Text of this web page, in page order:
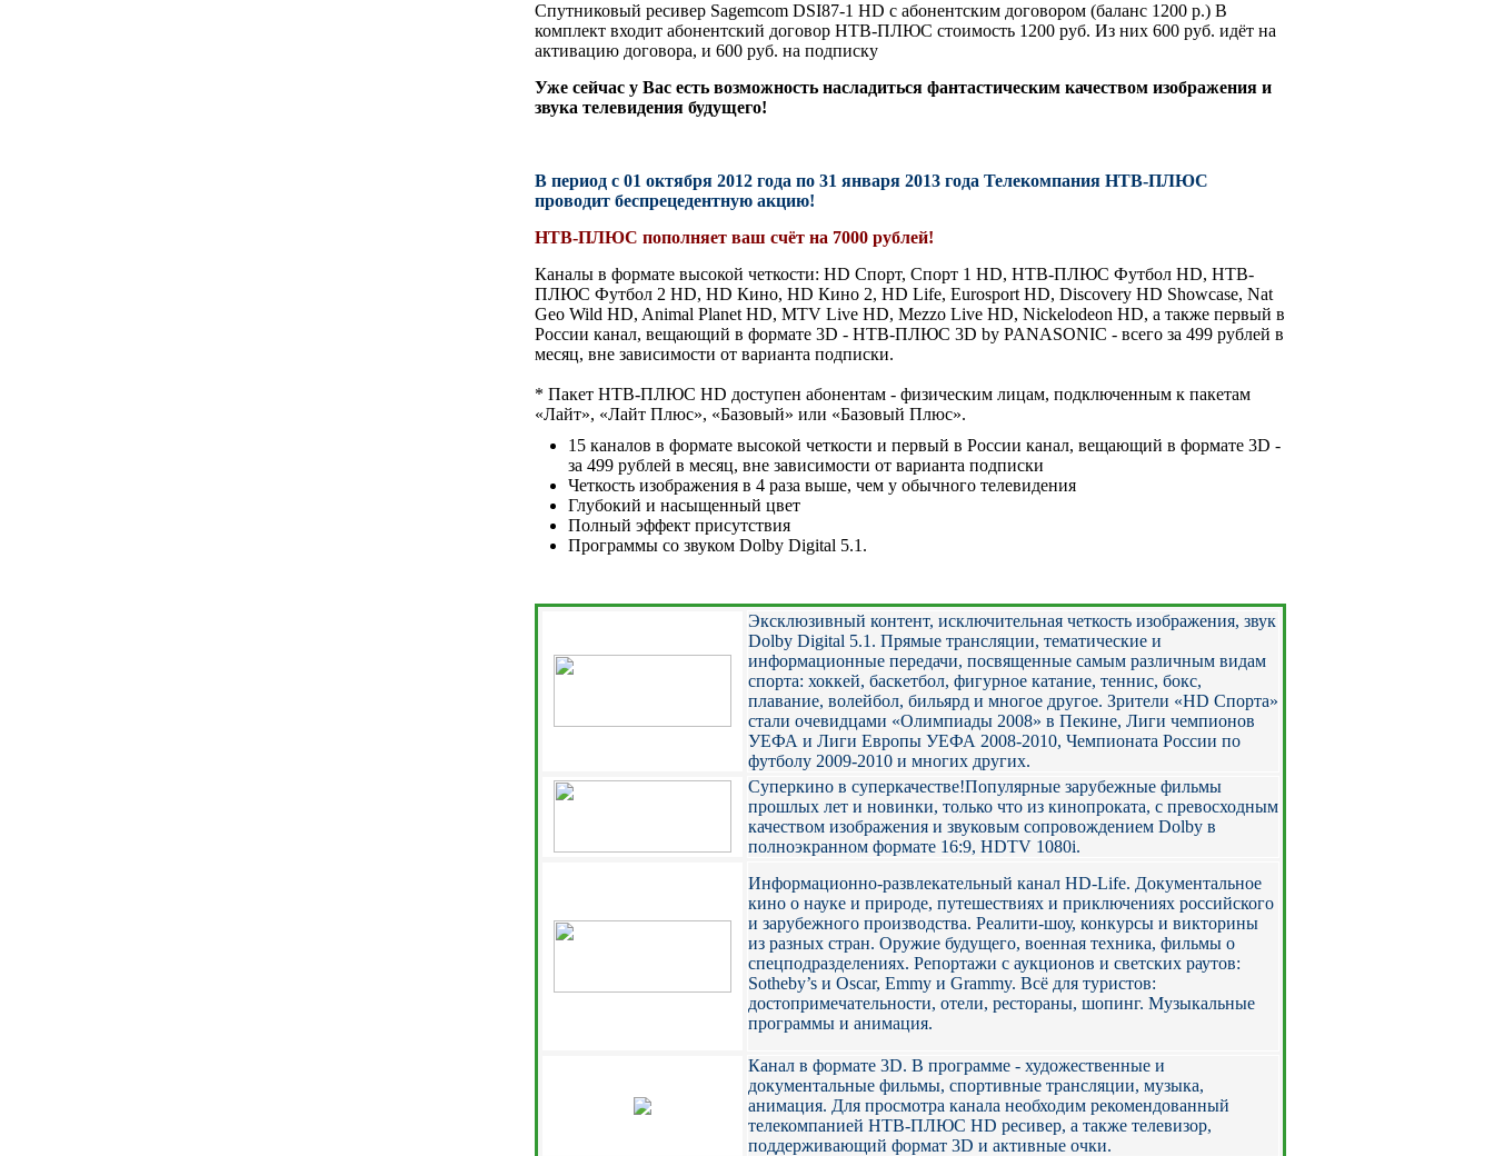
Спутниковый ресивер Sagemcom DSI87-1 HD с абонентским договором (баланс 1200 р.) В
комплект входит абонентский договор НТВ-ПЛЮС стоимость 1200 руб. Из них 600 руб. идёт на
активацию договора, и 600 руб. на подписку
Уже сейчас у Вас есть возможность насладиться фантастическим качеством изображения и
звука телевидения будущего!
В период с 01 октября 2012 года по 31 января 2013 года Телекомпания НТВ-ПЛЮС
проводит беспрецедентную акцию!
НТВ-ПЛЮС пополняет ваш счёт на 7000 рублей!
Каналы в формате высокой четкости: HD Спорт, Спорт 1 HD, НТВ-ПЛЮС Футбол HD, НТВ-
ПЛЮС Футбол 2 HD, HD Кино, HD Кино 2, HD Life, Eurosport HD, Discovery HD Showcase, Nat
Geo Wild HD, Animal Planet HD, MTV Live HD, Mezzo Live HD, Nickelodeon HD, а также первый в
России канал, вещающий в формате 3D - НТВ-ПЛЮС 3D by PANASONIC - всего за 499 рублей в
месяц, вне зависимости от варианта подписки.
* Пакет НТВ-ПЛЮС HD доступен абонентам - физическим лицам, подключенным к пакетам
«Лайт», «Лайт Плюс», «Базовый» или «Базовый Плюс».
15 каналов в формате высокой четкости и первый в России канал, вещающий в формате 3D -
за 499 рублей в месяц, вне зависимости от варианта подписки
Четкость изображения в 4 раза выше, чем у обычного телевидения
Глубокий и насыщенный цвет
Полный эффект присутствия
Программы со звуком Dolby Digital 5.1.
Эксклюзивный контент, исключительная четкость изображения, звук
Dolby Digital 5.1. Прямые трансляции, тематические и
информационные передачи, посвященные самым различным видам
спорта: хоккей, баскетбол, фигурное катание, теннис, бокс,
плавание, волейбол, бильярд и многое другое. Зрители «HD Спорта»
стали очевидцами «Олимпиады 2008» в Пекине, Лиги чемпионов
УЕФА и Лиги Европы УЕФА 2008-2010, Чемпионата России по
футболу 2009-2010 и многих других.
Суперкино в суперкачестве!Популярные зарубежные фильмы
прошлых лет и новинки, только что из кинопроката, c превосходным
качеством изображения и звуковым сопровождением Dolby в
полноэкранном формате 16:9, HDTV 1080i.
Информационно-развлекательный канал HD-Life. Документальное
кино о науке и природе, путешествиях и приключениях российского
и зарубежного производства. Реалити-шоу, конкурсы и викторины
из разных стран. Оружие будущего, военная техника, фильмы о
спецподразделениях. Репортажи с аукционов и светских раутов:
Sothеby’s и Oscar, Emmy и Grammy. Всё для туристов:
достопримечательности, отели, рестораны, шопинг. Музыкальные
программы и анимация.
Канал в формате 3D. В программе - художественные и
документальные фильмы, спортивные трансляции, музыка,
анимация. Для просмотра канала необходим рекомендованный
телекомпанией НТВ-ПЛЮС HD ресивер, а также телевизор,
поддерживающий формат 3D и активные очки.